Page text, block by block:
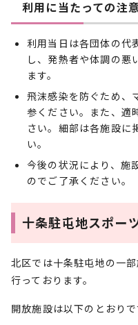
利用に当たっての注
利用当日は各団体の代
し、発熱者や体調の悪
ます。
飛沫感染を防ぐため、
参ください。また、適
さい。細部は各施設に
い。
今後の状況により、施
のでご了承ください。
十条駐屯地スポー
北区では十条駐屯地の一
行っております。
開放施設は以下のとおりで